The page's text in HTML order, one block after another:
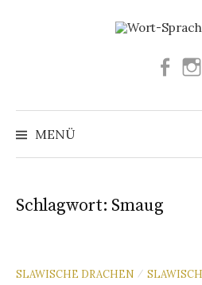
MENÜ
Schlagwort: Smaug
SLAWISCHE DRACHEN /